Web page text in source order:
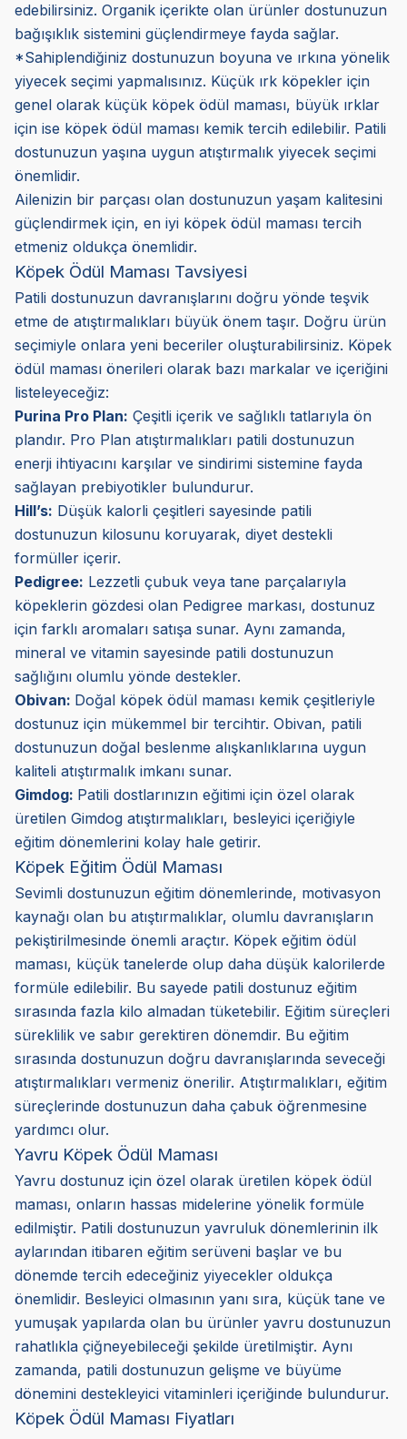
edebilirsiniz. Organik içerikte olan ürünler dostunuzun
bağışıklık sistemini güçlendirmeye fayda sağlar.
*Sahiplendiğiniz dostunuzun boyuna ve ırkına yönelik
yiyecek seçimi yapmalısınız. Küçük ırk köpekler için
genel olarak küçük köpek ödül maması, büyük ırklar
için ise köpek ödül maması kemik tercih edilebilir. Patili
dostunuzun yaşına uygun atıştırmalık yiyecek seçimi
önemlidir.
Ailenizin bir parçası olan dostunuzun yaşam kalitesini
güçlendirmek için, en iyi köpek ödül maması tercih
etmeniz oldukça önemlidir.
Köpek Ödül Maması Tavsiyesi
Patili dostunuzun davranışlarını doğru yönde teşvik
etme de atıştırmalıkları büyük önem taşır. Doğru ürün
seçimiyle onlara yeni beceriler oluşturabilirsiniz. Köpek
ödül maması önerileri olarak bazı markalar ve içeriğini
listeleyeceğiz:
Purina Pro Plan: Çeşitli içerik ve sağlıklı tatlarıyla ön
plandır. Pro Plan atıştırmalıkları patili dostunuzun
enerji ihtiyacını karşılar ve sindirimi sistemine fayda
sağlayan prebiyotikler bulundurur.
Hill’s: Düşük kalorli çeşitleri sayesinde patili
dostunuzun kilosunu koruyarak, diyet destekli
formüller içerir.
Pedigree: Lezzetli çubuk veya tane parçalarıyla
köpeklerin gözdesi olan Pedigree markası, dostunuz
için farklı aromaları satışa sunar. Aynı zamanda,
mineral ve vitamin sayesinde patili dostunuzun
sağlığını olumlu yönde destekler.
Obivan: Doğal köpek ödül maması kemik çeşitleriyle
dostunuz için mükemmel bir tercihtir. Obivan, patili
dostunuzun doğal beslenme alışkanlıklarına uygun
kaliteli atıştırmalık imkanı sunar.
Gimdog: Patili dostlarınızın eğitimi için özel olarak
üretilen Gimdog atıştırmalıkları, besleyici içeriğiyle
eğitim dönemlerini kolay hale getirir.
Köpek Eğitim Ödül Maması
Sevimli dostunuzun eğitim dönemlerinde, motivasyon
kaynağı olan bu atıştırmalıklar, olumlu davranışların
pekiştirilmesinde önemli araçtır. Köpek eğitim ödül
maması, küçük tanelerde olup daha düşük kalorilerde
formüle edilebilir. Bu sayede patili dostunuz eğitim
sırasında fazla kilo almadan tüketebilir. Eğitim süreçleri
süreklilik ve sabır gerektiren dönemdir. Bu eğitim
sırasında dostunuzun doğru davranışlarında seveceği
atıştırmalıkları vermeniz önerilir. Atıştırmalıkları, eğitim
süreçlerinde dostunuzun daha çabuk öğrenmesine
yardımcı olur.
Yavru Köpek Ödül Maması
Yavru dostunuz için özel olarak üretilen köpek ödül
maması, onların hassas midelerine yönelik formüle
edilmiştir. Patili dostunuzun yavruluk dönemlerinin ilk
aylarından itibaren eğitim serüveni başlar ve bu
dönemde tercih edeceğiniz yiyecekler oldukça
önemlidir. Besleyici olmasının yanı sıra, küçük tane ve
yumuşak yapılarda olan bu ürünler yavru dostunuzun
rahatlıkla çiğneyebileceği şekilde üretilmiştir. Aynı
zamanda, patili dostunuzun gelişme ve büyüme
dönemini destekleyici vitaminleri içeriğinde bulundurur.
Köpek Ödül Maması Fiyatları